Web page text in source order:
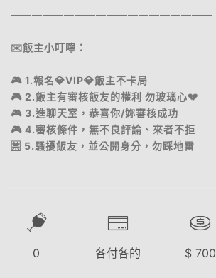
———————————————————
✉️飯主小叮嚀：
🎮 1.報名💎VIP💎飯主不卡局
🎮 2.飯主有審核飯友的權利 勿玻璃心💔
🎮 3.進聊天室，恭喜你/妳審核成功
🎮 4.審核條件，無不良評論、來者不拒
🈲️ 5.騷擾飯友，並公開身分，勿踩地雷
0 各付各的 $ 700